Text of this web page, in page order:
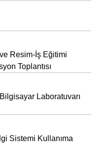
Resim-İş Eğitimi
Toplantısı
Laboratuvarı
Sistemi Kullanıma